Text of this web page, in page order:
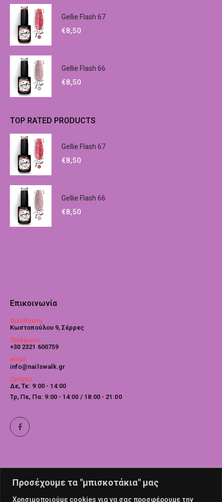
Προσέχουμε τα "μπισκοτάκια" μας
Χρησιμοποιούμε cookies για να σας προσφέρουμε την
Gellie Flash 67
€8,50
Gellie Flash 66
€8,50
TOP RATED PRODUCTS
Gellie Flash 67
€8,50
Gellie Flash 66
€8,50
Επικοινωνία
Διεύθυνση:
Κωστοπούλου 9, Σέρρες
Τηλέφωνο:
+30 2321 600759
email:
info@nailswalk.gr
Ωράριο:
Δε, Τε: 9:00 - 14:00
Τρ, Πε, Πα: 9:00 - 14:00 / 18:00 - 21:00